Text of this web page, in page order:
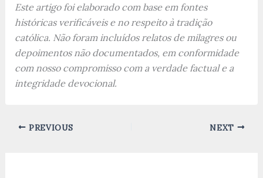
Este artigo foi elaborado com base em fontes
históricas verificáveis e no respeito à tradição
católica. Não foram incluídos relatos de milagres ou
depoimentos não documentados, em conformidade
com nosso compromisso com a verdade factual e a
integridade devocional.
PREVIOUS NEXT